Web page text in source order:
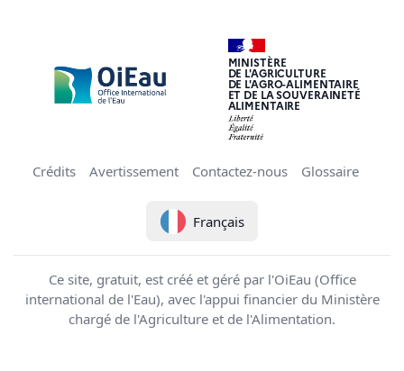
MINISTÈRE
DE L'AGRICULTURE
DE L'AGRO-ALIMENTAIRE
ET DE LA SOUVERAINETÉ
ALIMENTAIRE
Crédits Avertissement Contactez-nous Glossaire
Français
Ce site, gratuit, est créé et géré par l'OiEau (Office
international de l'Eau), avec l'appui financier du Ministère
chargé de l'Agriculture et de l'Alimentation.